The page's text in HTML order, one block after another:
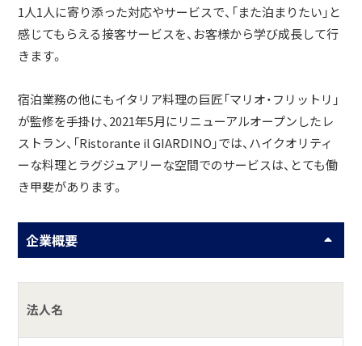
1人1人に寄り添った対応やサービスで、「また泊まりたい」と
感じてもらえる接客サービスを、お客様から学び成長して行
きます。
宿泊業務の他にもイタリア料理の巨匠「マリオ・フリットリ」
が監修を手掛け、2021年5月にリニューアルオープンしたレ
ストラン、「Ristorante il GIARDINO」では、ハイクオリティ
ーな料理とラグジュアリーな空間でのサービスは、とても働
き甲斐があります。
企業概要
法人名